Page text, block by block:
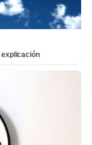
explicación